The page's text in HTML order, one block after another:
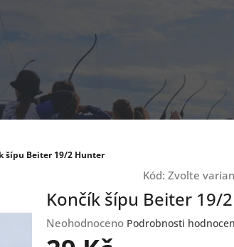
šípu Beiter 19/2 Hunter
Kód: Zvolte
Končík šípu Beiter 19/
Průměrné
hodnocení
Neohodnoceno Podrobnosti